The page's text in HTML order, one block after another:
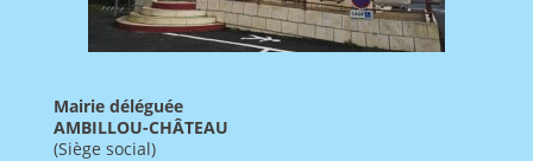
Mairie déléguée
AMBILLOU-CHÂTEAU
(Siège social)